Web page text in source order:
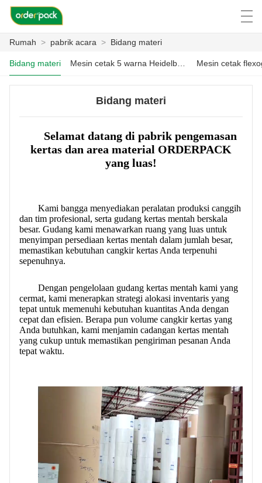
KASUS
PABRIK ACARA
العربية Deutsch Ελληνική γλώσσα
Rumah > pabrik acara > Bidang materi
Bidang materi
Bidang materi
Selamat datang di pabrik pengemasan
kertas dan area material ORDERPACK
yang luas!
Kami bangga menyediakan peralatan produksi canggih
dan tim profesional, serta gudang kertas mentah berskala
besar. Gudang kami menawarkan ruang yang luas untuk
menyimpan persediaan kertas mentah dalam jumlah besar,
memastikan kebutuhan cangkir kertas Anda terpenuhi
sepenuhnya.
Dengan pengelolaan gudang kertas mentah kami yang
cermat, kami menerapkan strategi alokasi inventaris yang
tepat untuk memenuhi kebutuhan kuantitas Anda dengan
cepat dan efisien. Berapa pun volume cangkir kertas yang
Anda butuhkan, kami menjamin cadangan kertas mentah
yang cukup untuk memastikan pengiriman pesanan Anda
tepat waktu.